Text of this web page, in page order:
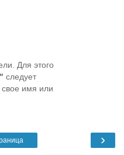
Для этого
следует
свое имя или
›